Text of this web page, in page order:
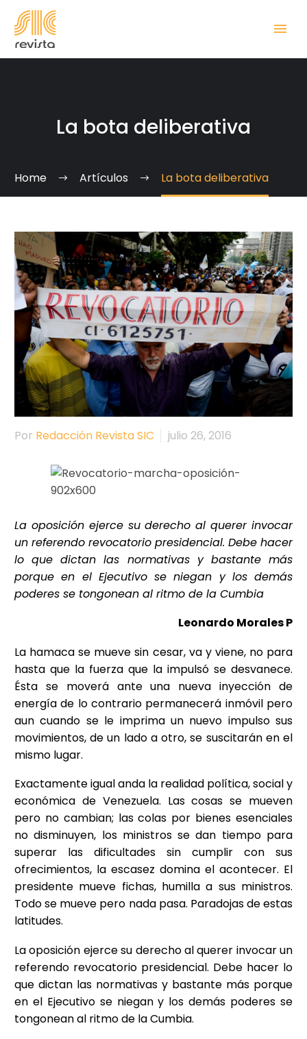
La bota deliberativa
Home Artículos La bota deliberativa
Por Redacción Revista SIC julio 26, 2016
La oposición ejerce su derecho al querer invocar
un referendo revocatorio presidencial. Debe hacer
lo que dictan las normativas y bastante más
porque en el Ejecutivo se niegan y los demás
poderes se tongonean al ritmo de la Cumbia
Leonardo Morales P
La hamaca se mueve sin cesar, va y viene, no para
hasta que la fuerza que la impulsó se desvanece.
Ésta se moverá ante una nueva inyección de
energía de lo contrario permanecerá inmóvil pero
aun cuando se le imprima un nuevo impulso sus
movimientos, de un lado a otro, se suscitarán en el
mismo lugar.
Exactamente igual anda la realidad política, social y
económica de Venezuela. Las cosas se mueven
pero no cambian; las colas por bienes esenciales
no disminuyen, los ministros se dan tiempo para
superar las dificultades sin cumplir con sus
ofrecimientos, la escasez domina el acontecer. El
presidente mueve fichas, humilla a sus ministros.
Todo se mueve pero nada pasa. Paradojas de estas
latitudes.
La oposición ejerce su derecho al querer invocar un
referendo revocatorio presidencial. Debe hacer lo
que dictan las normativas y bastante más porque
en el Ejecutivo se niegan y los demás poderes se
tongonean al ritmo de la Cumbia.